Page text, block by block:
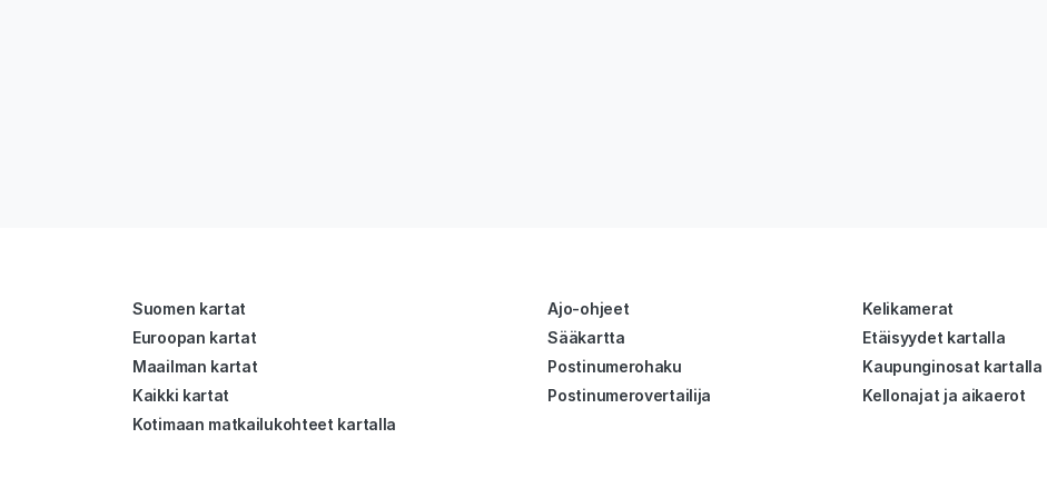
Suomen kartat
Euroopan kartat
Maailman kartat
Kaikki kartat
Kotimaan matkailukohteet kartalla
Ajo-ohjeet
Sääkartta
Postinumerohaku
Postinumerovertailija
Kelikamerat
Etäisyydet kartalla
Kaupunginosat kartalla
Kellonajat ja aikaerot